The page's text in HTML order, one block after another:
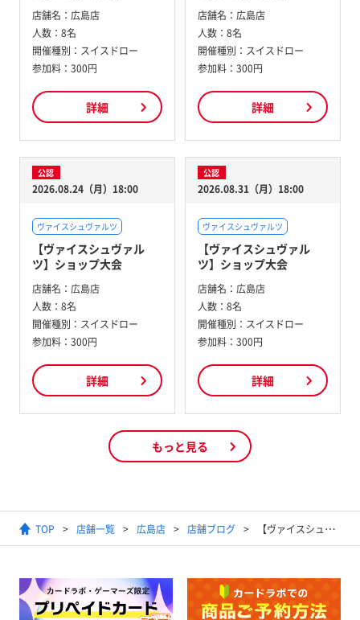
店舗名： 広島店
人数： 8名
開催種別： スイスドロー
参加料： 300円
詳細
店舗名： 広島店
人数： 8名
開催種別： スイスドロー
参加料： 300円
詳細
公認
2026.08.24（月）18:00
ヴァイスシュヴァルツ
【ヴァイスシュヴァル
ツ】ショップ大会
店舗名： 広島店
人数： 8名
開催種別： スイスドロー
参加料： 300円
詳細
公認
2026.08.31（月）18:00
ヴァイスシュヴァルツ
【ヴァイスシュヴァル
ツ】ショップ大会
店舗名： 広島店
人数： 8名
開催種別： スイスドロー
参加料： 300円
詳細
もっと見る
TOP 店舗一覧 広島店 店舗ブログ 【ヴァイスシュヴァルツ】TD+『ホロライブプロダクション』"ホロライブ５期生"カード紹介